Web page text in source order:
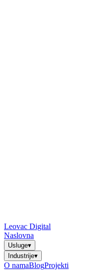
Leovac Digital
Naslovna
Usluge▾
Industrije▾
O namaBlogProjekti